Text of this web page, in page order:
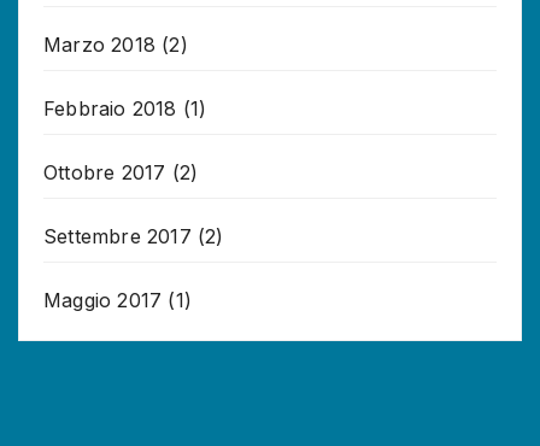
Marzo 2018 (2)
Febbraio 2018 (1)
Ottobre 2017 (2)
Settembre 2017 (2)
Maggio 2017 (1)